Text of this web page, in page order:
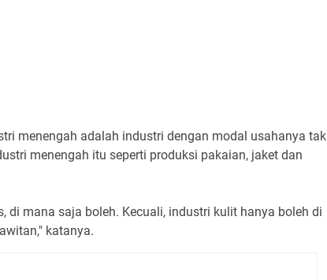
menengah adalah industri dengan modal usahanya tak
menengah itu seperti produksi pakaian, jaket dan
di mana saja boleh. Kecuali, industri kulit hanya boleh di
katanya.